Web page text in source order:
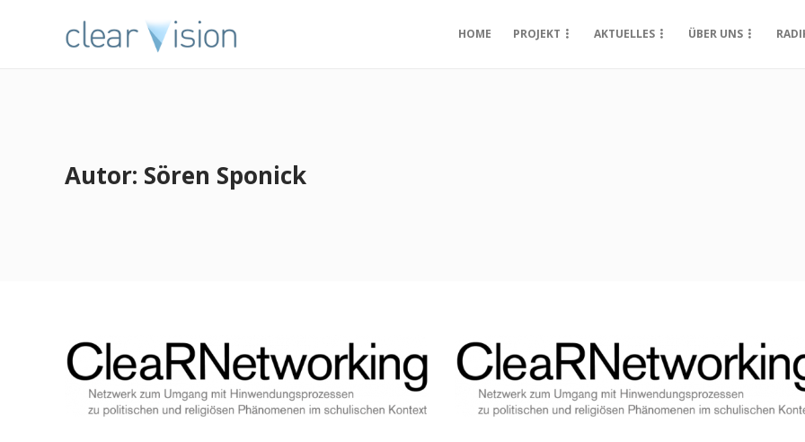
HOME PROJEKT AKTUELLES ÜBER UNS
Autor: Sören Sponick